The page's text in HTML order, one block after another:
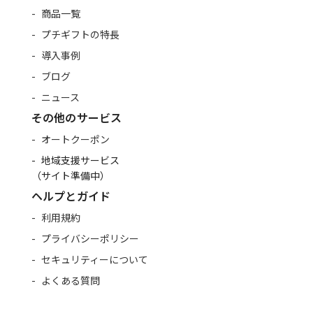
商品一覧
プチギフトの特長
導入事例
ブログ
ニュース
その他のサービス
オートクーポン
地域支援サービス
（サイト準備中）
ヘルプとガイド
利用規約
プライバシーポリシー
セキュリティーについて
よくある質問